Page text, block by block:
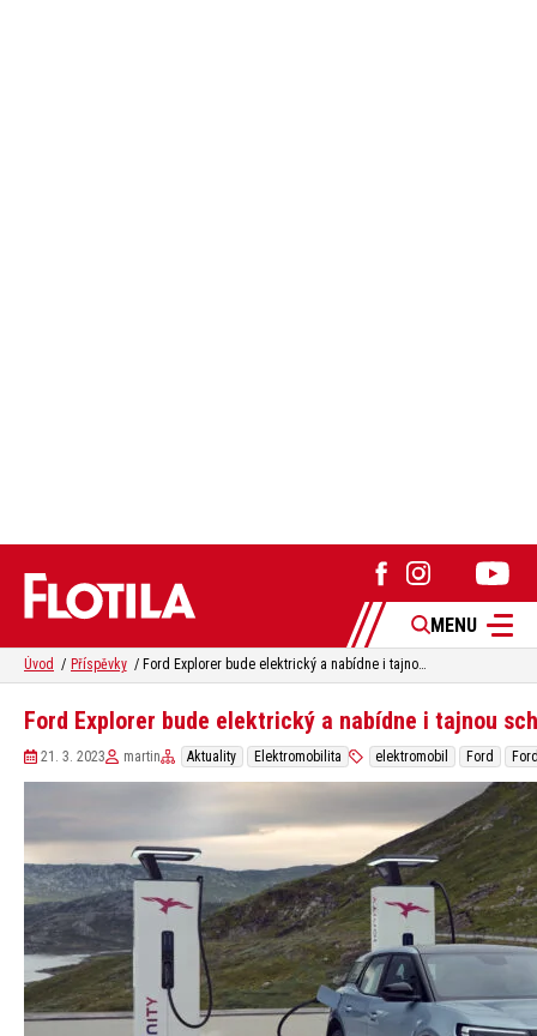
MENU
Úvod Příspěvky Ford Explorer bude elektrický a nabídne i tajnou schránku
Ford Explorer bude elektrický a nabídne i tajnou
21. 3. 2023 martin Aktuality Elektromobilita elektromobil Ford